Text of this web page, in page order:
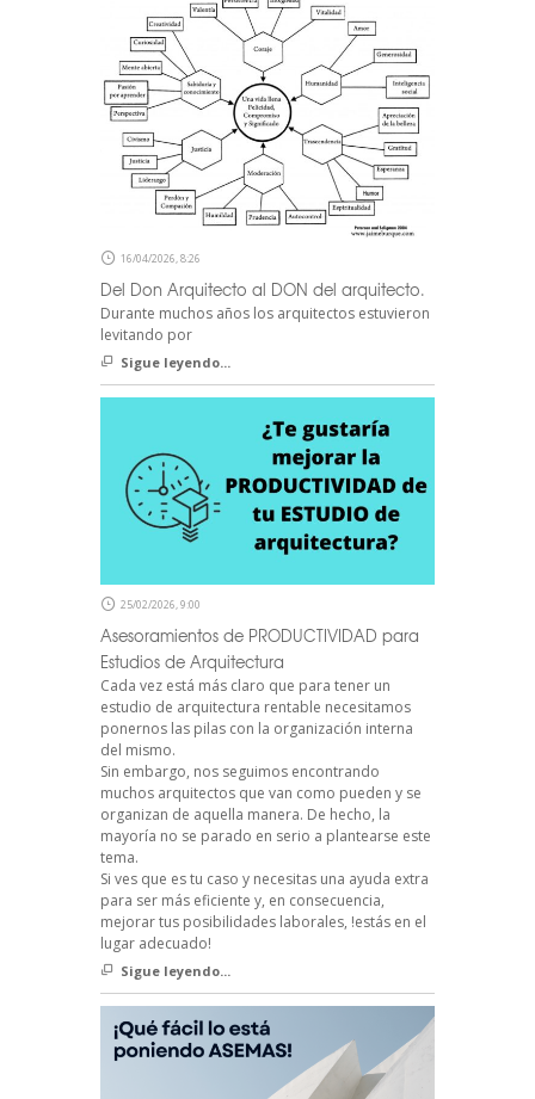
16/04/2026, 8:26
Del Don Arquitecto al DON del arquitecto.
Durante muchos años los arquitectos estuvieron
levitando por
Sigue leyendo...
25/02/2026, 9:00
Asesoramientos de PRODUCTIVIDAD para
Estudios de Arquitectura
Cada vez está más claro que para tener un
estudio de arquitectura rentable necesitamos
ponernos las pilas con la organización interna
del mismo.
Sin embargo, nos seguimos encontrando
muchos arquitectos que van como pueden y se
organizan de aquella manera. De hecho, la
mayoría no se parado en serio a plantearse este
tema.
Si ves que es tu caso y necesitas una ayuda extra
para ser más eficiente y, en consecuencia,
mejorar tus posibilidades laborales, !estás en el
lugar adecuado!
Sigue leyendo...